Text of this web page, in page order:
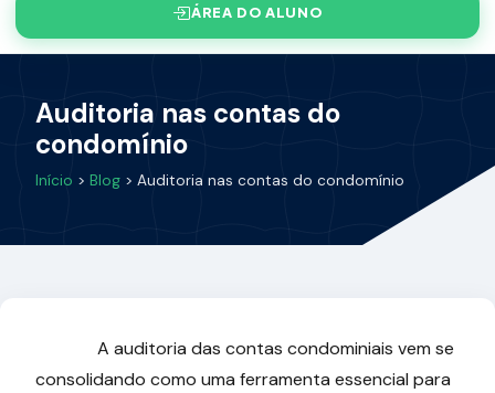
ÁREA DO ALUNO
Auditoria nas contas do
condomínio
Início > Blog > Auditoria nas contas do condomínio
A auditoria das contas condominiais vem se
consolidando como uma ferramenta essencial para